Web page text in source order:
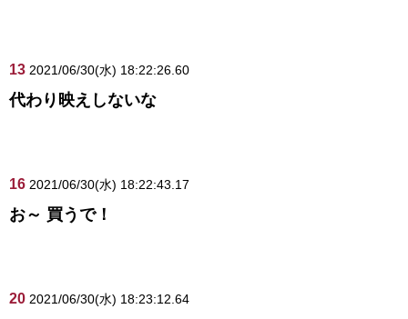
13 2021/06/30(水) 18:22:26.60
代わり映えしないな
16 2021/06/30(水) 18:22:43.17
お～ 買うで！
20 2021/06/30(水) 18:23:12.64